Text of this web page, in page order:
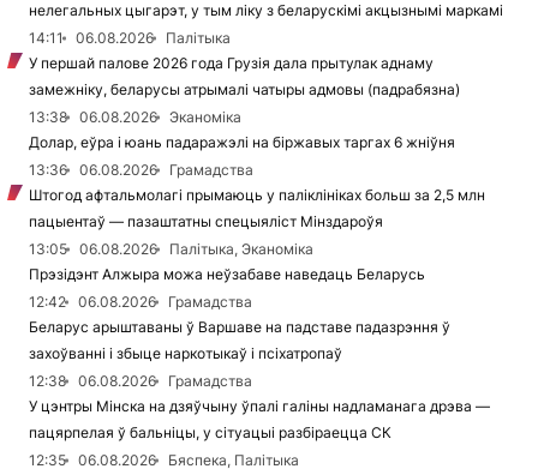
нелегальных цыгарэт, у тым ліку з беларускімі акцызнымі маркамі
14:11
06.08.2026
Палітыка
У першай палове 2026 года Грузія дала прытулак аднаму
замежніку, беларусы атрымалі чатыры адмовы (падрабязна)
13:38
06.08.2026
Эканоміка
Долар, еўра і юань падаражэлі на біржавых таргах 6 жніўня
13:36
06.08.2026
Грамадства
Штогод афтальмолагі прымаюць у паліклініках больш за 2,5 млн
пацыентаў — пазаштатны спецыяліст Мінздароўя
13:05
06.08.2026
Палітыка, Эканоміка
Прэзідэнт Алжыра можа неўзабаве наведаць Беларусь
12:42
06.08.2026
Грамадства
Беларус арыштаваны ў Варшаве на падставе падазрэння ў
захоўванні і збыце наркотыкаў і псіхатропаў
12:38
06.08.2026
Грамадства
У цэнтры Мінска на дзяўчыну ўпалі галіны надламанага дрэва —
пацярпелая ў бальніцы, у сітуацыі разбіраецца СК
12:35
06.08.2026
Бяспека, Палітыка